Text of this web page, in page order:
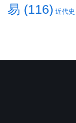
易 (116) 近代史